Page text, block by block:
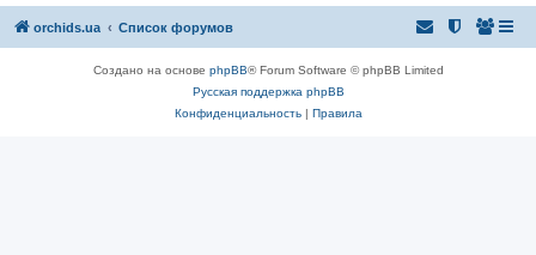
orchids.ua Список форумов
Создано на основе phpBB® Forum Software © phpBB Limited
Русская поддержка phpBB
Конфиденциальность| Правила